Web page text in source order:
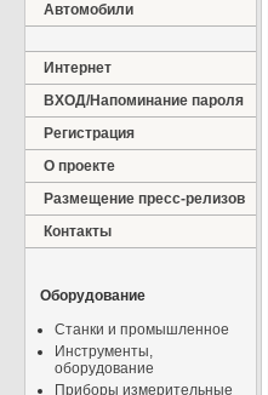
Автомобили
Интернет
ВХОД/Напоминание пароля
Регистрация
О проекте
Размещение пресс-релизов
Контакты
Оборудование
Станки и промышленное
Инструменты,
оборудование
Приборы измерительные